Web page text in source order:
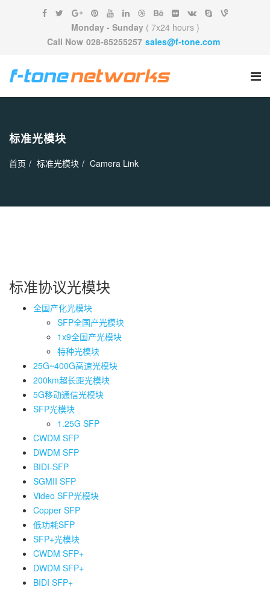
Monday - Sunday ( 7x24 hours )
Call Now 028-85255257 sales@f-tone.com
标准光模块
首页 标准光模块 Camera Link
标准协议光模块
全国产化光模块
SFP全国产光模块
1x9全国产光模块
特种光模块
25G~400G高速光模块
200km超长距光模块
5G移动通信光模块
SFP光模块
1.25G SFP
CWDM SFP
DWDM SFP
BIDI-SFP
SGMII SFP
Video SFP光模块
Copper SFP
低功耗SFP
SFP+光模块
CWDM SFP+
DWDM SFP+
BIDI SFP+